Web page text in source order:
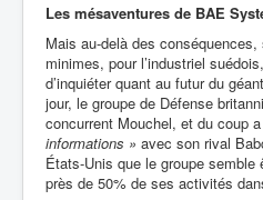
Les mésaventures de BAE
Mais au-delà des
minimes, pour l’industriel
d’inquiéter quant au futur du
jour, le groupe de Défense
concurrent Mouchel, et du coup
informations » avec son rival
États-Unis que le groupe semble
près de 50% de ses activités